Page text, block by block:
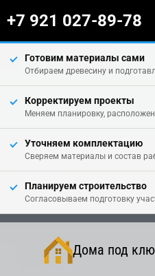
+7 921 027-89-78
Готовим материалы сами
Отбираем древесину и
Корректируем проекты
Меняем планировку,
Уточняем комплектацию
Сверяем материалы и состав
Планируем строительство
Согласовываем подготовку
Дома под